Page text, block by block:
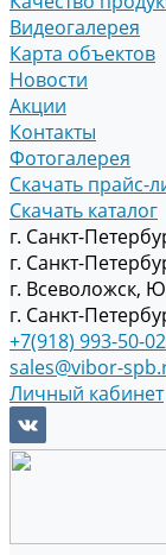
Видеогалерея
Карта объектов
Новости
Акции
Контакты
Фотогалерея
Скачать прайс-
Скачать каталог
г. Санкт-
г. Санкт-
г. Всеволожск,
г. Санкт-
+7(918) 993-50-02
sales@vibor-
Личный кабинет